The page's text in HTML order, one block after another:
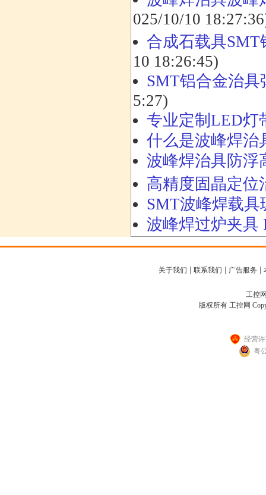
025/10/10
合成石载具
10 18:26:45)
SMT铝合金治
5:27)
专业定制LED灯
什么是波峰焊治
波峰焊治具防浮
高精度固晶定位
SMT波峰焊载
波峰焊过炉夹具
关于我们 联系我们 广告服务
工控
版权所有 工控网
经营
粤